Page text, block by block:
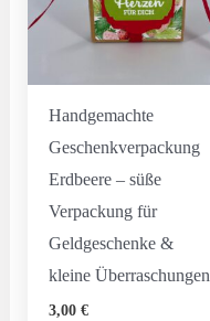
Handgemachte
Geschenkverpackung
Erdbeere – süße
Verpackung für
Geldgeschenke &
kleine Überraschungen
3,00 €